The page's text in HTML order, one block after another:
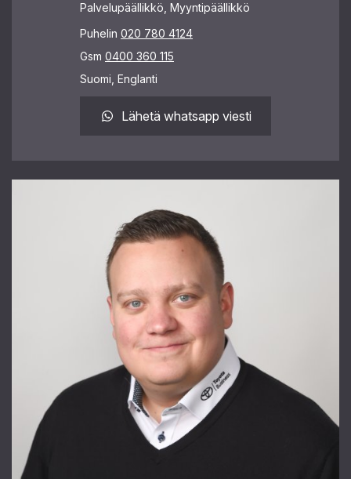
Palvelupäällikkö, Myyntipäällikkö
Puhelin 020 780 4124
Gsm 0400 360 115
Suomi, Englanti
Lähetä whatsapp viesti